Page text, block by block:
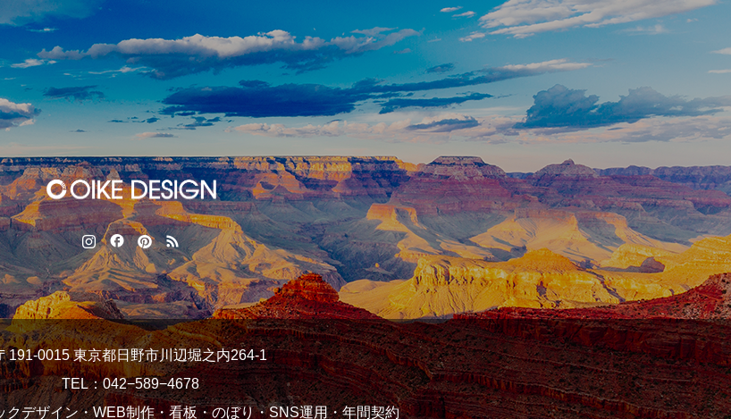
191-0015 東京都日野市川辺堀之内264-1
TEL：042−589−4678
クデザイン・WEB制作・看板・のぼり・SNS運用・年間契約